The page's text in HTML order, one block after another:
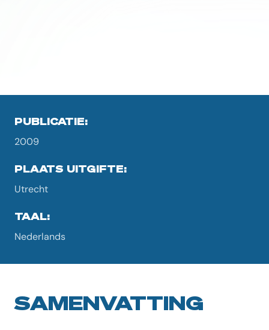
PUBLICATIE:
2009
PLAATS UITGIFTE:
Utrecht
TAAL:
Nederlands
SAMENVATTING